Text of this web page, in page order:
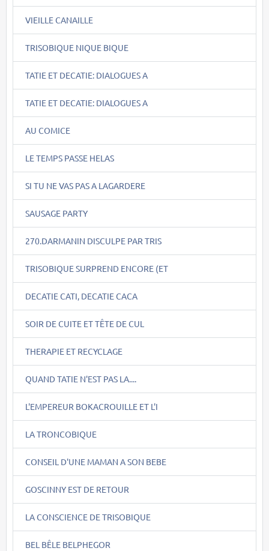
VIEILLE CANAILLE
TRISOBIQUE NIQUE BIQUE
TATIE ET DECATIE: DIALOGUES A
TATIE ET DECATIE: DIALOGUES A
AU COMICE
LE TEMPS PASSE HELAS
SI TU NE VAS PAS A LAGARDERE
SAUSAGE PARTY
270.DARMANIN DISCULPE PAR TRIS
TRISOBIQUE SURPREND ENCORE (ET
DECATIE CATI, DECATIE CACA
SOIR DE CUITE ET TÊTE DE CUL
THERAPIE ET RECYCLAGE
QUAND TATIE N'EST PAS LA....
L'EMPEREUR BOKACROUILLE ET L'I
LA TRONCOBIQUE
CONSEIL D'UNE MAMAN A SON BEBE
GOSCINNY EST DE RETOUR
LA CONSCIENCE DE TRISOBIQUE
BEL BÊLE BELPHEGOR